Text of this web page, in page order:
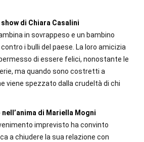
show di Chiara Casalini
in sovrappeso e un bambino
i bulli del paese. La loro amicizia
di essere felici, nonostante le
ma quando sono costretti a
viene spezzato dalla crudeltà di chi
nell’anima di Mariella Mogni
imprevisto ha convinto
a chiudere la sua relazione con